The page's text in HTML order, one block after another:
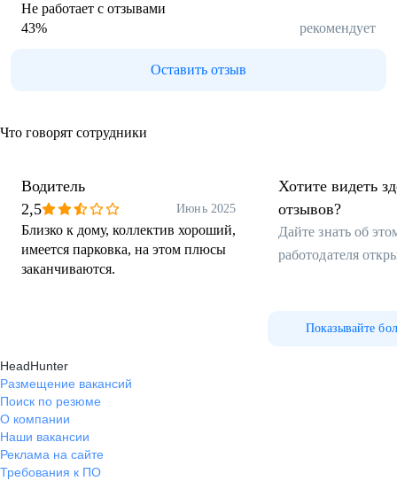
Не работает с отзывами
43% рекомендует
Оставить отзыв
Что говорят сотрудники
Водитель
2,5
Июнь 2025
Близко к дому, коллектив хороший,
имеется парковка, на этом плюсы
заканчиваются.
Хотите видеть
отзывов?
Дайте знать об
работодателя
Показывайте
HeadHunter
Размещение вакансий
Поиск по резюме
О компании
Наши вакансии
Реклама на сайте
Требования к ПО